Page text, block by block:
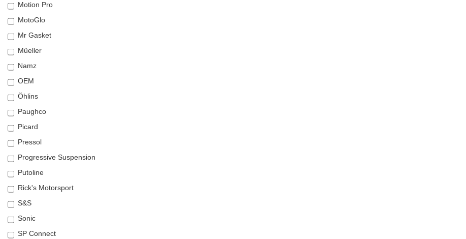
Motion Pro
MotoGlo
Mr Gasket
Müeller
Namz
OEM
Öhlins
Paughco
Picard
Pressol
Progressive Suspension
Putoline
Rick's Motorsport
S&S
Sonic
SP Connect